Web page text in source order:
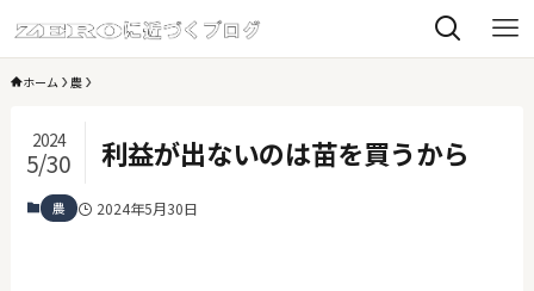
ホーム 農
利益が出ないのは苗を買うから
2024
5/30
農 2024年5月30日